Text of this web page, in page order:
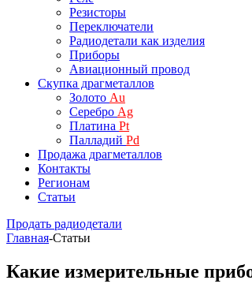
Резисторы
Переключатели
Радиодетали как изделия
Приборы
Авиационный провод
Скупка драгметаллов
Золото Au
Серебро Ag
Платина Pt
Палладий Pd
Продажа драгметаллов
Контакты
Регионам
Статьи
Продать радиодетали
Главная-Статьи
Какие измерительные